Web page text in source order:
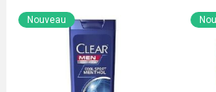
Nouveau